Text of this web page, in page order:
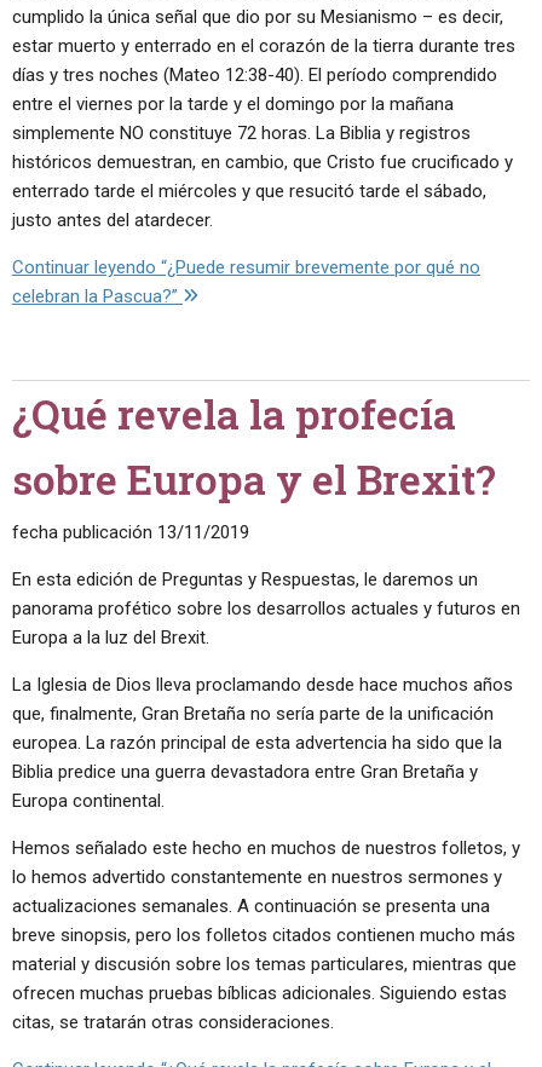
cumplido la única señal que dio por su Mesianismo – es decir,
estar muerto y enterrado en el corazón de la tierra durante tres
días y tres noches (Mateo 12:38-40). El período comprendido
entre el viernes por la tarde y el domingo por la mañana
simplemente NO constituye 72 horas. La Biblia y registros
históricos demuestran, en cambio, que Cristo fue crucificado y
enterrado tarde el miércoles y que resucitó tarde el sábado,
justo antes del atardecer.
Continuar leyendo “¿Puede resumir brevemente por qué no
celebran la Pascua?”
¿Qué revela la profecía
sobre Europa y el Brexit?
fecha publicación 13/11/2019
En esta edición de Preguntas y Respuestas, le daremos un
panorama profético sobre los desarrollos actuales y futuros en
Europa a la luz del Brexit.
La Iglesia de Dios lleva proclamando desde hace muchos años
que, finalmente, Gran Bretaña no sería parte de la unificación
europea. La razón principal de esta advertencia ha sido que la
Biblia predice una guerra devastadora entre Gran Bretaña y
Europa continental.
Hemos señalado este hecho en muchos de nuestros folletos, y
lo hemos advertido constantemente en nuestros sermones y
actualizaciones semanales. A continuación se presenta una
breve sinopsis, pero los folletos citados contienen mucho más
material y discusión sobre los temas particulares, mientras que
ofrecen muchas pruebas bíblicas adicionales. Siguiendo estas
citas, se tratarán otras consideraciones.